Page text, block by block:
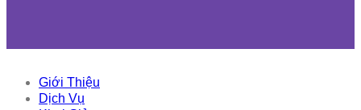
Giới Thiệu
Dịch Vụ